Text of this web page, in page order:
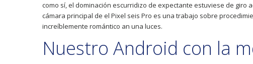
como sí, el dominación escurridizo de expectante estuviese de giro
cámara principal de el Pixel seis Pro es una trabajo sobre
increíblemente romántico an una luces.
Nuestro Android con la